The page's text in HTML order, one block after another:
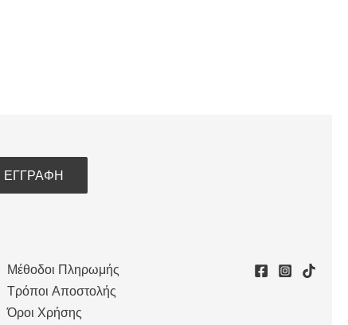
Μέθοδοι Πληρωμής
Τρόποι Αποστολής
Όροι Χρήσης